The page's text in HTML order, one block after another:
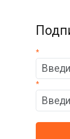
*
*